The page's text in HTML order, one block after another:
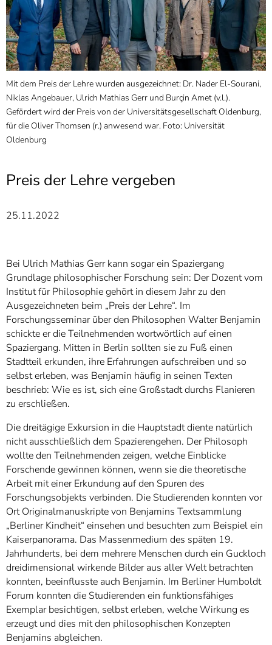
Informationen zur
Barrierefreiheit
Mit dem Preis der Lehre wurden ausgezeichnet: Dr. Nader El-Sourani,
Niklas Angebauer, Ulrich Mathias Gerr und Burçin Amet (v.l.).
Gefördert wird der Preis von der Universitätsgesellschaft Oldenburg,
für die Oliver Thomsen (r.) anwesend war. Foto: Universität
Oldenburg
Preis der Lehre vergeben
25.11.2022
Bei Ulrich Mathias Gerr kann sogar ein Spaziergang
Grundlage philosophischer Forschung sein: Der Dozent vom
Institut für Philosophie gehört in diesem Jahr zu den
Ausgezeichneten beim „Preis der Lehre“. Im
Forschungsseminar über den Philosophen Walter Benjamin
schickte er die Teilnehmenden wortwörtlich auf einen
Spaziergang. Mitten in Berlin sollten sie zu Fuß einen
Stadtteil erkunden, ihre Erfahrungen aufschreiben und so
selbst erleben, was Benjamin häufig in seinen Texten
beschrieb: Wie es ist, sich eine Großstadt durchs Flanieren
zu erschließen.
Die dreitägige Exkursion in die Hauptstadt diente natürlich
nicht ausschließlich dem Spazierengehen. Der Philosoph
wollte den Teilnehmenden zeigen, welche Einblicke
Forschende gewinnen können, wenn sie die theoretische
Arbeit mit einer Erkundung auf den Spuren des
Forschungsobjekts verbinden. Die Studierenden konnten vor
Ort Originalmanuskripte von Benjamins Textsammlung
„Berliner Kindheit“ einsehen und besuchten zum Beispiel ein
Kaiserpanorama. Das Massenmedium des späten 19.
Jahrhunderts, bei dem mehrere Menschen durch ein Guckloch
dreidimensional wirkende Bilder aus aller Welt betrachten
konnten, beeinflusste auch Benjamin. Im Berliner Humboldt
Forum konnten die Studierenden ein funktionsfähiges
Exemplar besichtigen, selbst erleben, welche Wirkung es
erzeugt und dies mit den philosophischen Konzepten
Benjamins abgleichen.